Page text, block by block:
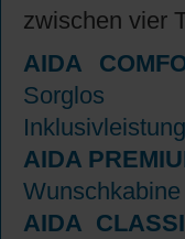
zwischen vier
AIDA
Sorglos
AIDA
Wunschkabine
AIDA